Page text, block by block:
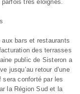
très éloignés.
bars et restaurants
des terrasses
public de Sisteron a
jusqu’au retour d’une
conforté par les
la Région Sud et la